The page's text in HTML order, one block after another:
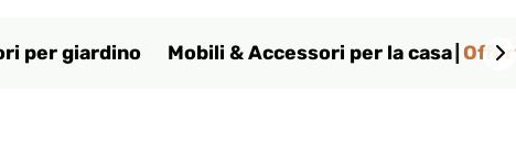
per giardino Mobili & Accessori per la casa